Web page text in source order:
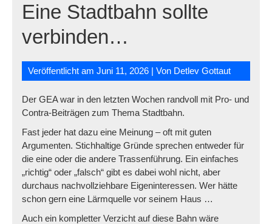
Eine Stadtbahn sollte
verbinden…
Veröffentlicht amJuni 11, 2026 | Von Detlev Gottaut
Der GEA war in den letzten Wochen randvoll mit Pro- und
Contra-Beiträgen zum Thema Stadtbahn.
Fast jeder hat dazu eine Meinung – oft mit guten
Argumenten. Stichhaltige Gründe sprechen entweder für
die eine oder die andere Trassenführung. Ein einfaches
„richtig“ oder „falsch“ gibt es dabei wohl nicht, aber
durchaus nachvollziehbare Eigeninteressen. Wer hätte
schon gern eine Lärmquelle vor seinem Haus …
Auch ein kompletter Verzicht auf diese Bahn wäre